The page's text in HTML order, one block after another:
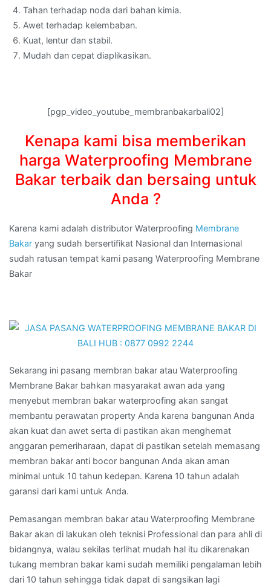
Tahan terhadap noda dari bahan kimia.
Awet terhadap kelembaban.
Kuat, lentur dan stabil.
Mudah dan cepat diaplikasikan.
[pgp_video_youtube_membranbakarbali02]
Kenapa kami bisa memberikan
harga Waterproofing Membrane
Bakar terbaik dan bersaing untuk
Anda ?
Karena kami adalah distributor Waterproofing Membrane
Bakar yang sudah bersertifikat Nasional dan Internasional
sudah ratusan tempat kami pasang Waterproofing Membrane
Bakar
Sekarang ini pasang membran bakar atau Waterproofing
Membrane Bakar bahkan masyarakat awan ada yang
menyebut membran bakar waterproofing akan sangat
membantu perawatan property Anda karena bangunan Anda
akan kuat dan awet serta di pastikan akan menghemat
anggaran pemeriharaan, dapat di pastikan setelah memasang
membran bakar anti bocor bangunan Anda akan aman
minimal untuk 10 tahun kedepan. Karena 10 tahun adalah
garansi dari kami untuk Anda.
Pemasangan membran bakar atau Waterproofing Membrane
Bakar akan di lakukan oleh teknisi Professional dan para ahli di
bidangnya, walau sekilas terlihat mudah hal itu dikarenakan
tukang membran bakar kami sudah memiliki pengalaman lebih
dari 10 tahun sehingga tidak dapat di sangsikan lagi